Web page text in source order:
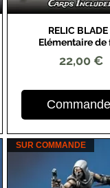
Aperçu
RELIC BLADE
Elémentaire de
Prix
22,00 €
SUR COMMANDE